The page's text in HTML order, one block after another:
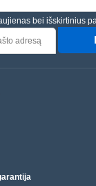
bei išskirtinius